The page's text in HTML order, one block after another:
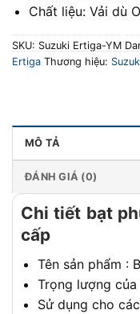
Chất liệu: Vải dù
SKU: Suzuki Ertiga-YM
Ertiga Thương hiệu:
MÔ TẢ
ĐÁNH GIÁ (0)
Chi tiết bạt
cấp
Tên sản phẩm :
Trọng lượng
Sử dụng cho